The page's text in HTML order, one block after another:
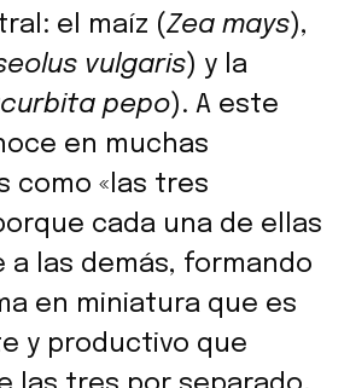
el maíz (Zea mays),
vulgaris) y la
pepo). A este
en muchas
como «las tres
cada una de ellas
a las demás, formando
en miniatura que es
y productivo que